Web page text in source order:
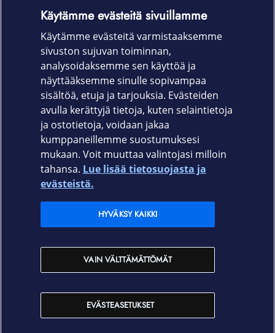
kalvon ulkopuolelle, joten näyttö pysyy aina siistinä.
Ohut suojakalvo ei vaikuta laitteen
kosketusominaisuuksiin.
Tuotekoodi
861-1476
Elisa.fi
Elisan myymälät
Käytämme evästeitä sivuillamme
Käytämme evästeitä varmistaaksemme
sivuston sujuvan toiminnan,
analysoidaksemme sen käyttöä ja
näyttääksemme sinulle sopivampaa
sisältöä, etuja ja tarjouksia. Evästeiden
avulla kerättyjä tietoja, kuten selaintietoja
ja ostotietoja, voidaan jakaa
kumppaneillemme suostumuksesi
mukaan. Voit muuttaa valintojasi milloin
tahansa. Lue lisää tietosuojasta ja
evästeistä.
EVÄSTEASETUKSET
VAIN VÄLTTÄMÄTTÖMÄT
HYVÄKSY KAIKKI